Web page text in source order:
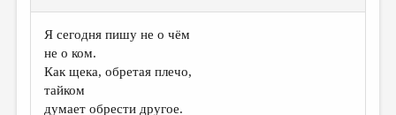
ЛИТСАЛОН
НОВОСТИ
ПРАВИЛА САЙТА
ОТДЕЛЫ И РУБРИКИ
Я сегодня пишу не о чём
не о ком.
Как щека, обретая плечо,
тайком
думает обрести другое.